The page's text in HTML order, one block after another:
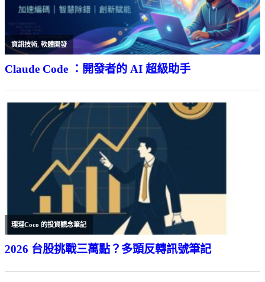
資訊技術,軟體開發
Claude Code ：開發者的 AI 超級助手
理理Coco 的投資觀念筆記
2026 台股挑戰三萬點？多頭反轉訊號筆記